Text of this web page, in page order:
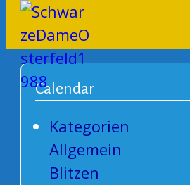
Calendar
Kategorien
Allgemein
Blitzen